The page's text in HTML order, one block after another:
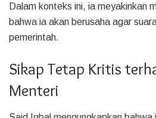
Dalam konteks ini, ia meyakinkan
bahwa ia akan berusaha agar
pemerintah.
Sikap Tetap Kritis
Menteri